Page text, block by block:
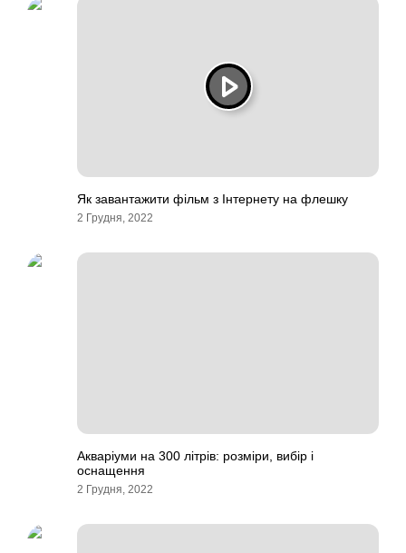
Як завантажити фільм з Інтернету на флешку
2 Грудня, 2022
Акваріуми на 300 літрів: розміри, вибір і
оснащення
2 Грудня, 2022